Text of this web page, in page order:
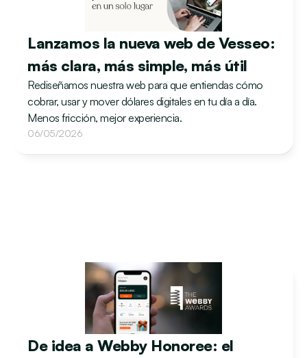
Lanzamos la nueva web de Vesseo:
más clara, más simple, más útil
Rediseñamos nuestra web para que entiendas cómo
cobrar, usar y mover dólares digitales en tu día a día.
Menos fricción, mejor experiencia.
06/05/2026
De idea a Webby Honoree: el